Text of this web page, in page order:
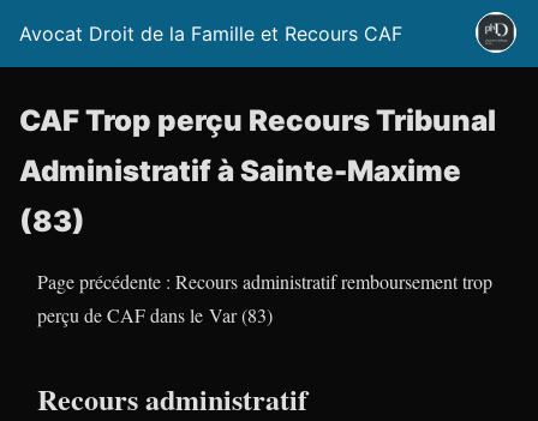
Avocat Droit de la Famille et Recours CAF
CAF Trop perçu Recours Tribunal
Administratif à Sainte-Maxime
(83)
Page précédente : Recours administratif remboursement trop
perçu de CAF dans le Var (83)
Recours administratif